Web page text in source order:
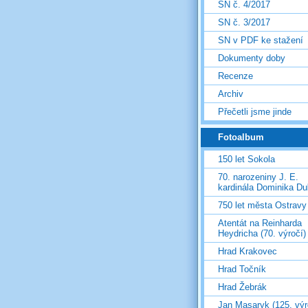
SN č. 4/2017
SN č. 3/2017
SN v PDF ke stažení
Dokumenty doby
Recenze
Archiv
Přečetli jsme jinde
Fotoalbum
150 let Sokola
70. narozeniny J. E.
kardinála Dominika
750 let města Ostravy
Atentát na Reinharda
Heydricha (70. výročí)
Hrad Krakovec
Hrad Točník
Hrad Žebrák
Jan Masaryk (125.